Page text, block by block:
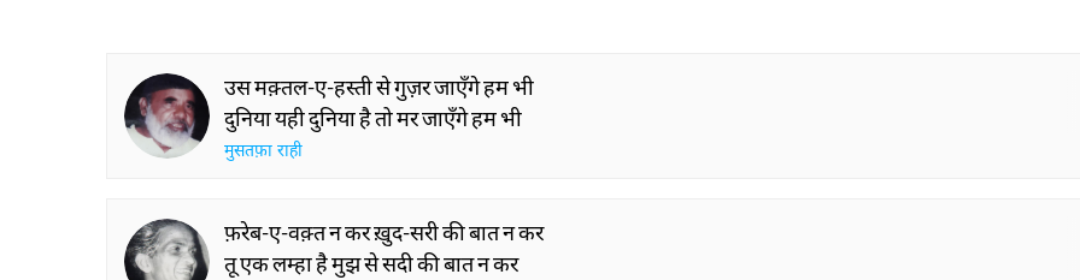
उस मक़्तल-ए-हस्ती से गुज़र जाएँगे हम भी
दुनिया यही दुनिया है तो मर जाएँगे हम भी
मुसतफ़ा राही
फ़रेब-ए-वक़्त न कर ख़ुद-सरी की बात न कर
तू एक लम्हा है मुझ से सदी की बात न कर